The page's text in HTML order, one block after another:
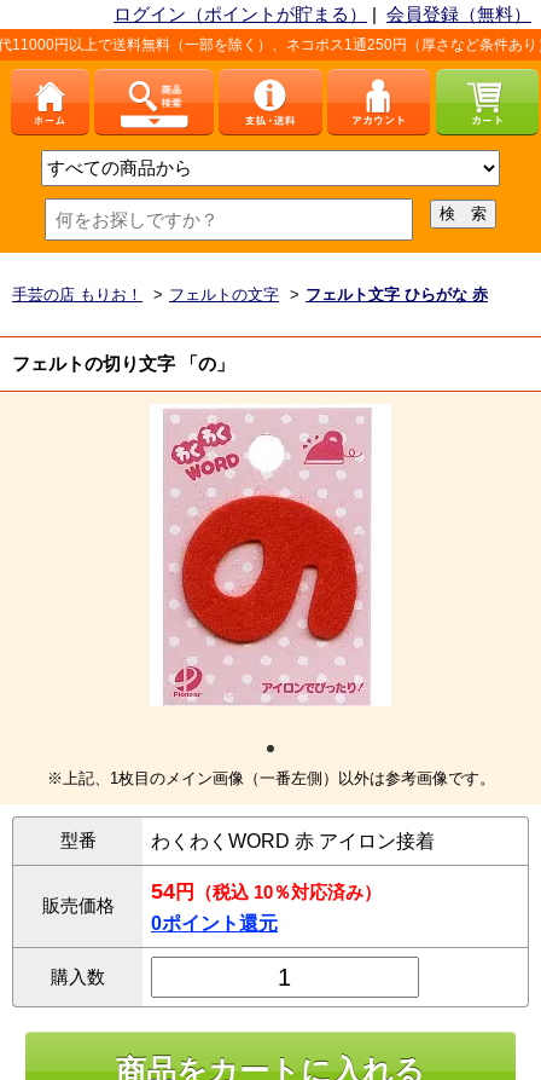
ログイン（ポイントが貯まる） | 会員登録（無料）
料無料（一部を除く）、ネコポス1通250円（厚さなど条件あり）。詳しくは、
手芸の店 もりお！ > フェルトの文字 > フェルト文字 ひらがな 赤
フェルトの切り文字 「の」
※上記、1枚目のメイン画像（一番左側）以外は参考画像です。
型番 わくわくWORD 赤 アイロン接着
販売価格
54円
（税込 10％対応済み）
0ポイント還元
購入数